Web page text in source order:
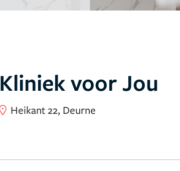
Kliniek voor Jou
Heikant 22, Deurne